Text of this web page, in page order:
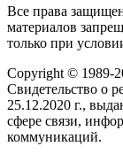
Все права
материалов
только при
Copyright © 1989-
Свидетельство о
25.12.2020 г.,
сфере связи,
коммуникаций.